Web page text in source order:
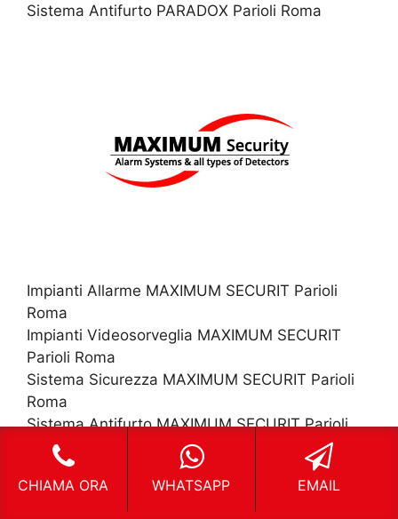
Sistema Antifurto PARADOX Parioli Roma
Impianti Allarme MAXIMUM SECURIT Parioli
Roma
Impianti Videosorveglia MAXIMUM SECURIT
Parioli Roma
Sistema Sicurezza MAXIMUM SECURIT Parioli
Roma
Sistema Antifurto MAXIMUM SECURIT Parioli
Roma
CHIAMA ORA WHATSAPP EMAIL